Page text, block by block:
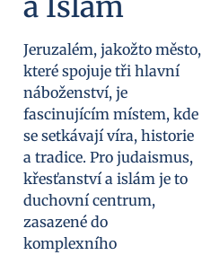
a Islám
Jeruzalém, jakožto město,
které spojuje tři hlavní
náboženství, je
fascinujícím místem, kde
se setkávají víra, historie
a tradice. Pro judaismus,
křesťanství a islám je to
duchovní centrum,
zasazené do
komplexního